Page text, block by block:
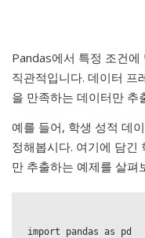
Pandas에서 특정 조건
직관적입니다. 데이터 프
을 만족하는 데이터만 추
예를 들어, 학생 성적 데
정해봅시다. 여기에 담긴
만 추출하는 예제를 살펴
import pandas as pd